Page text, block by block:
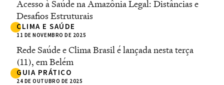
Acesso à Saúde na Amazônia Legal: Distâncias e
Desafios Estruturais
CLIMA E SAÚDE
11 DE NOVEMBRO DE 2025
Rede Saúde e Clima Brasil é lançada nesta terça
(11), em Belém
GUIA PRÁTICO
24 DE OUTUBRO DE 2025